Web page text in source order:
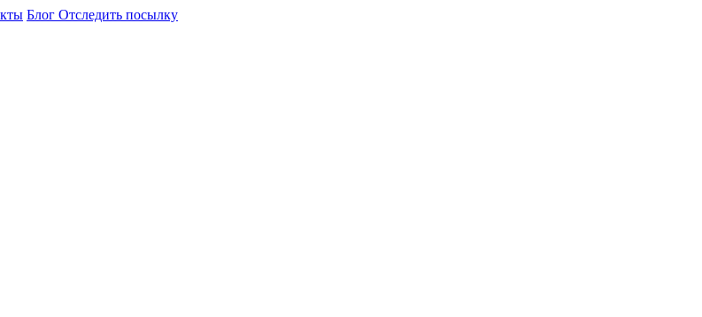
Блог Отследить посылку